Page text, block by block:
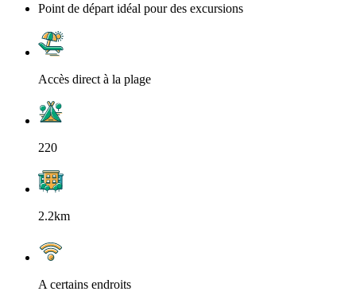
Point de départ idéal pour des excursions
Accès direct à la plage
220
2.2km
A certains endroits